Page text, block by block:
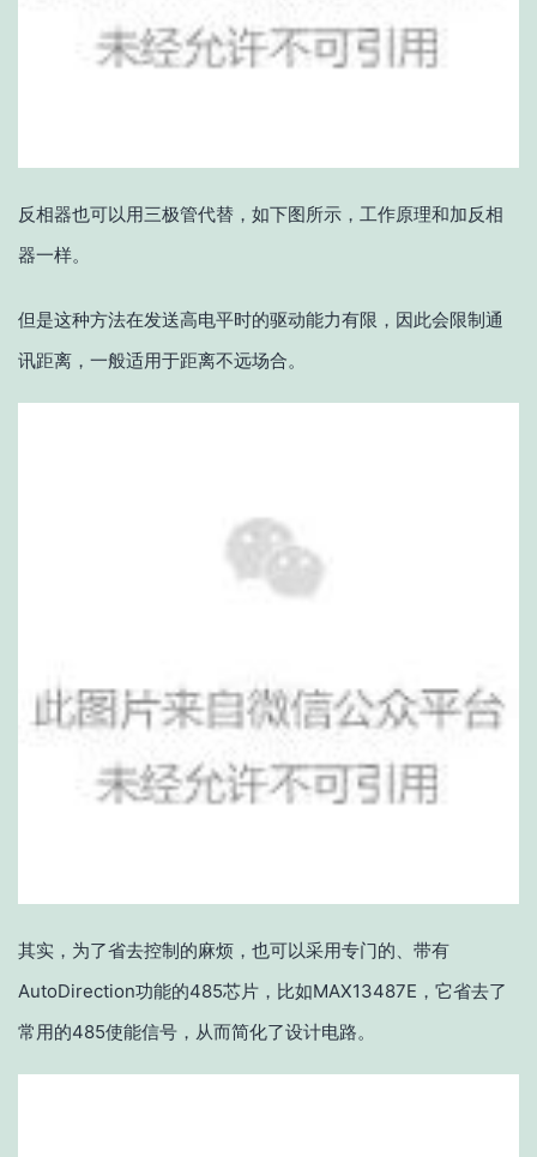
反相器也可以用三极管代替，如下图所示，工作原理和加反相
器一样。
但是这种方法在发送高电平时的驱动能力有限，因此会限制通
讯距离，一般适用于距离不远场合。
其实，为了省去控制的麻烦，也可以采用专门的、带有
AutoDirection功能的485芯片，比如MAX13487E，它省去了
常用的485使能信号，从而简化了设计电路。